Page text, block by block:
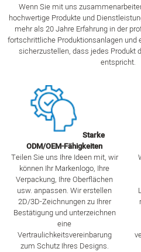
Wenn Sie mit uns
hochwertige Produkte und
mehr als 20 Jahre Erfahrung in der
fortschrittliche Produktionsanlagen und
sicherzustellen, dass jedes Produkt
entspricht.
Starke
ODM/OEM-Fähigkeiten
Teilen Sie uns Ihre Ideen mit, wir
können Ihr Markenlogo, Ihre
Verpackung, Ihre Oberflächen
usw. anpassen. Wir erstellen
2D/3D-Zeichnungen zu Ihrer
Bestätigung und unterzeichnen
eine
Vertraulichkeitsvereinbarung
zum Schutz Ihres Designs.